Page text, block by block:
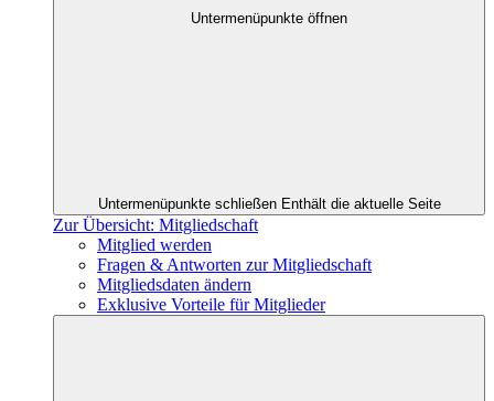
Untermenüpunkte öffnen
Untermenüpunkte schließen Enthält die aktuelle Seite
Zur Übersicht: Mitgliedschaft
Mitglied werden
Fragen & Antworten zur Mitgliedschaft
Mitgliedsdaten ändern
Exklusive Vorteile für Mitglieder